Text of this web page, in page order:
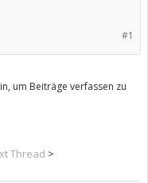
#1
um Beiträge verfassen zu
Thread >